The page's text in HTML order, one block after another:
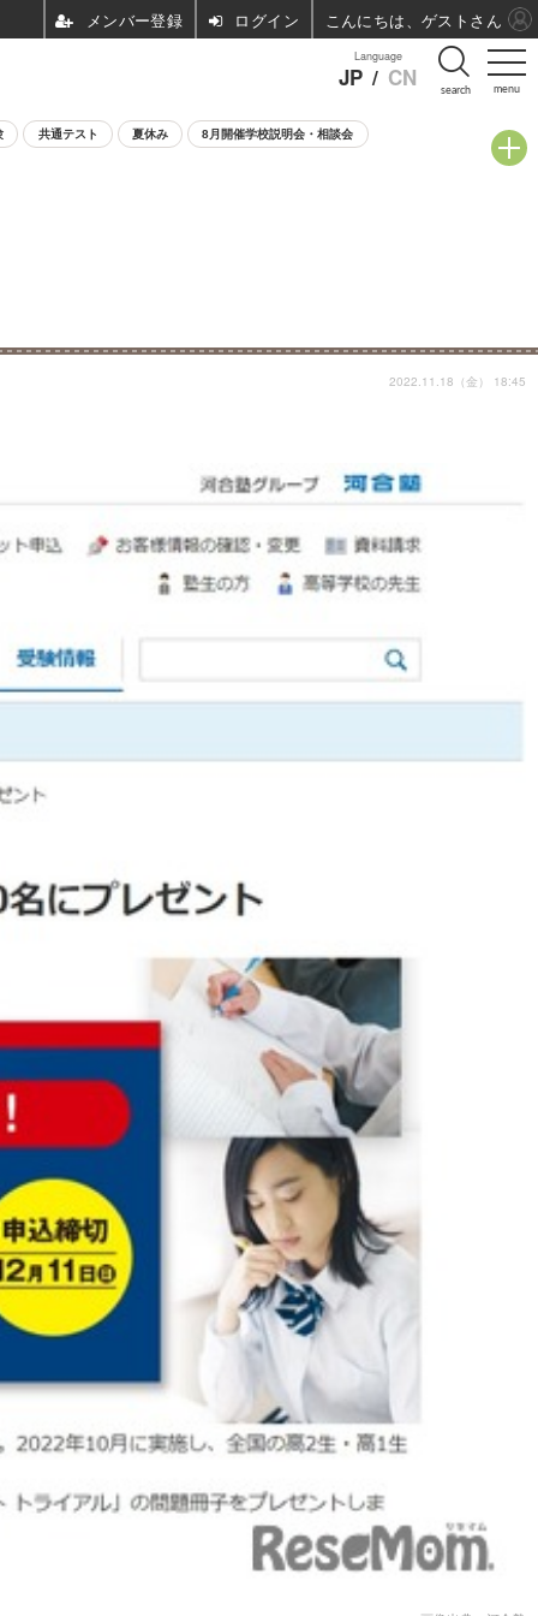
menu
Language
JP / CN search
共通テスト 夏休み 8月開催学校説明会・相談会
2022.11.18（金） 18:45
ログイン こんにちは、ゲストさん